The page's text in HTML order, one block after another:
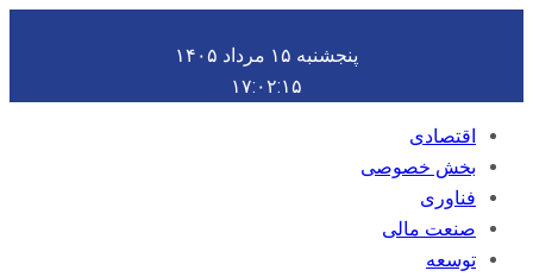
پنجشنبه ۱۵ مرداد ۱۴۰۵
۱۷:۰۲:۱۵
اقتصادی
بخش خصوصی
فناوری
صنعت مالی
توسعه